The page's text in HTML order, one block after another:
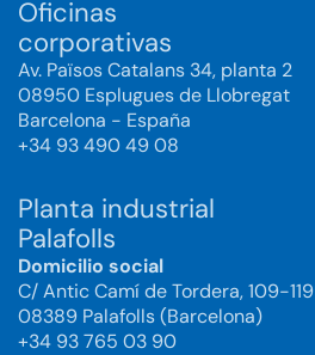
Oficinas
corporativas
Av. Països Catalans 34, planta 2
08950 Esplugues de Llobregat
Barcelona - España
+34 93 490 49 08
Planta industrial
Palafolls
Domicilio social
C/ Antic Camí de Tordera, 109-119
08389 Palafolls (Barcelona)
+34 93 765 03 90